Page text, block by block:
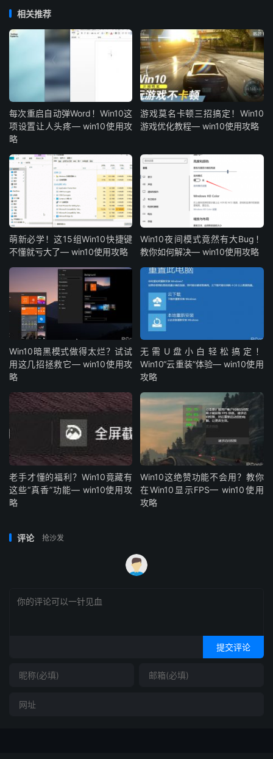
相关推荐
每次重启自动弹Word！Win10这
项设置让人头疼— win10使用攻
略
游戏莫名卡顿三招搞定！Win10
游戏优化教程— win10使用攻略
萌新必学！这15组Win10快捷键
不懂就亏大了— win10使用攻略
Win10夜间模式竟然有大Bug！
教你如何解决— win10使用攻略
Win10暗黑模式做得太烂？试试
用这几招拯救它— win10使用攻
略
无需U盘小白轻松搞定！
Win10“云重装”体验— win10使用
攻略
老手才懂的福利？Win10竟藏有
这些“真香”功能— win10使用攻
略
Win10这绝赞功能不会用？教你
在Win10显示FPS— win10使用
攻略
评论 抢沙发
提交评论